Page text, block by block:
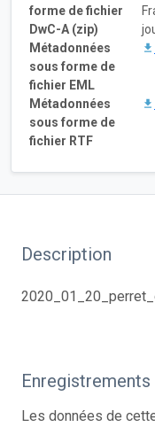
forme de fichier
DwC-A (zip)
Métadonnées
sous forme de
fichier EML
Métadonnées
sous forme de
fichier RTF
Description
Enregistrements
Les données de